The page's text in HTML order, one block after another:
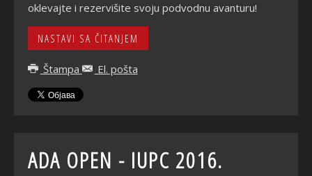
oklevajte i rezervišite svoju podvodnu avanturu!
NASTAVI SA ČITANJEM
Štampa El. pošta
ADA OPEN - IUPC 2016.